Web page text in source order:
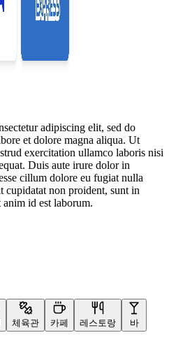
adipiscing elit, sed do
et dolore magna aliqua. Ut
exercitation ullamco laboris nisi
Duis aute irure dolor in
cillum dolore eu fugiat nulla
cupidatat non proident, sunt in
id est laborum.
체육관 카페 레스토랑 바